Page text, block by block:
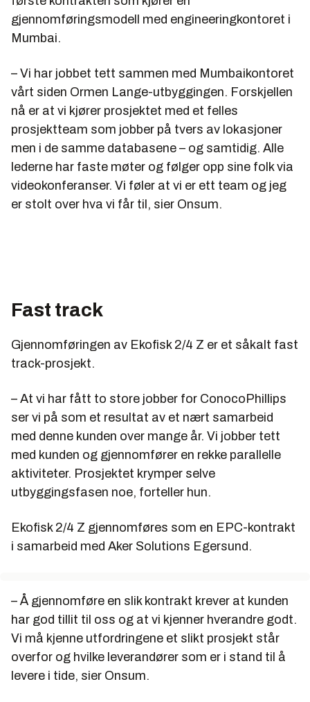
gjennomføringsmodell med engineeringkontoret i
Mumbai.
– Vi har jobbet tett sammen med Mumbaikontoret
vårt siden Ormen Lange-utbyggingen. Forskjellen
nå er at vi kjører prosjektet med et felles
prosjektteam som jobber på tvers av lokasjoner
men i de samme databasene – og samtidig. Alle
lederne har faste møter og følger opp sine folk via
videokonferanser. Vi føler at vi er ett team og jeg
er stolt over hva vi får til, sier Onsum.
Fast track
Gjennomføringen av Ekofisk 2/4 Z er et såkalt fast
track-prosjekt.
– At vi har fått to store jobber for ConocoPhillips
ser vi på som et resultat av et nært samarbeid
med denne kunden over mange år. Vi jobber tett
med kunden og gjennomfører en rekke parallelle
aktiviteter. Prosjektet krymper selve
utbyggingsfasen noe, forteller hun.
Ekofisk 2/4 Z gjennomføres som en EPC-kontrakt
i samarbeid med Aker Solutions Egersund.
– Å gjennomføre en slik kontrakt krever at kunden
har god tillit til oss og at vi kjenner hverandre godt.
Vi må kjenne utfordringene et slikt prosjekt står
overfor og hvilke leverandører som er i stand til å
levere i tide, sier Onsum.